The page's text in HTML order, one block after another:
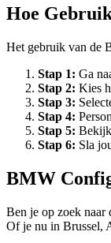
Hoe
Het gebruik van de
Stap 1: Ga
Stap 2: Kies
Stap 3:
Stap 4:
Stap 5:
Stap 6: Sla
BMW
Ben je op zoek
Of je nu in Brussel,